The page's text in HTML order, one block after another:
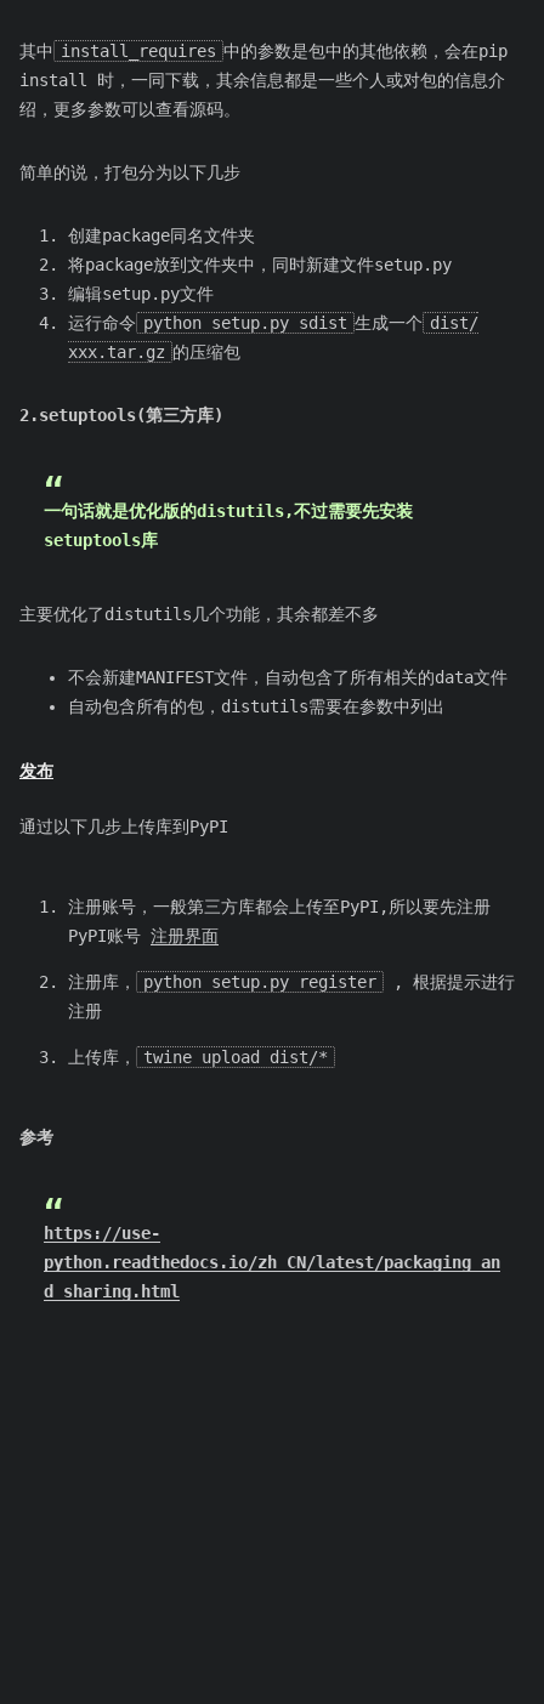
其中 install_requires 中的参数是包中的其他依赖，会在pip
install 时，一同下载，其余信息都是一些个人或对包的信息介
绍，更多参数可以查看源码。
简单的说，打包分为以下几步
创建package同名文件夹
将package放到文件夹中，同时新建文件setup.py
编辑setup.py文件
运行命令 python setup.py sdist 生成一个 dist/
xxx.tar.gz 的压缩包
2.setuptools(第三方库)
一句话就是优化版的distutils,不过需要先安装
setuptools库
主要优化了distutils几个功能，其余都差不多
不会新建MANIFEST文件，自动包含了所有相关的data文件
自动包含所有的包，distutils需要在参数中列出
发布
通过以下几步上传库到PyPI
注册账号，一般第三方库都会上传至PyPI,所以要先注册
PyPI账号 注册界面
注册库， python setup.py register
, 根据提示进行
注册
上传库， twine upload dist/*
参考
https://use-
python.readthedocs.io/zh_CN/latest/packaging_an
d_sharing.html